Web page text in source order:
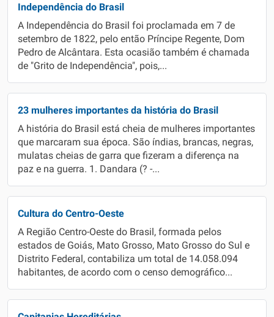
Independência do Brasil
A Independência do Brasil foi proclamada em 7 de
setembro de 1822, pelo então Príncipe Regente, Dom
Pedro de Alcântara. Esta ocasião também é chamada
de "Grito de Independência", pois,...
23 mulheres importantes da história do Brasil
A história do Brasil está cheia de mulheres importantes
que marcaram sua época. São índias, brancas, negras,
mulatas cheias de garra que fizeram a diferença na
paz e na guerra. 1. Dandara (? -...
Cultura do Centro-Oeste
A Região Centro-Oeste do Brasil, formada pelos
estados de Goiás, Mato Grosso, Mato Grosso do Sul e
Distrito Federal, contabiliza um total de 14.058.094
habitantes, de acordo com o censo demográfico...